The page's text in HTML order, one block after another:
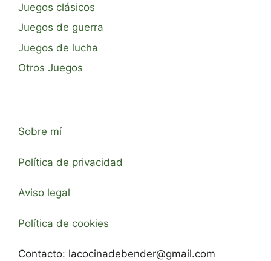
Juegos clásicos
Juegos de guerra
Juegos de lucha
Otros Juegos
Sobre mí
Política de privacidad
Aviso legal
Política de cookies
Contacto: lacocinadebender@gmail.com